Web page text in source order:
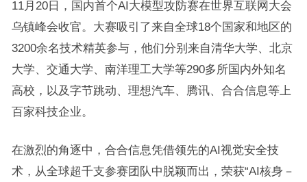
11月20日，国内首个AI大模型攻防赛在世界互联网大会
乌镇峰会收官。大赛吸引了来自全球18个国家和地区的
3200余名技术精英参与，他们分别来自清华大学、北京
大学、交通大学、南洋理工大学等290多所国内外知名
高校，以及字节跳动、理想汽车、腾讯、合合信息等上
百家科技企业。
在激烈的角逐中，合合信息凭借领先的AI视觉安全技
术，从全球超千支参赛团队中脱颖而出，荣获“AI核身－